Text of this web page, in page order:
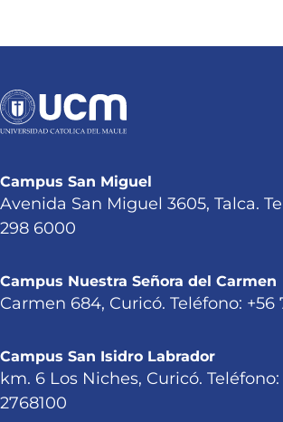
Campus San Miguel
Avenida San Miguel 3605, Talca.
298 6000
Campus Nuestra Señora del Carmen
Carmen 684, Curicó. Teléfono: +56
Campus San Isidro Labrador
km. 6 Los Niches, Curicó. Teléfono:
2768100